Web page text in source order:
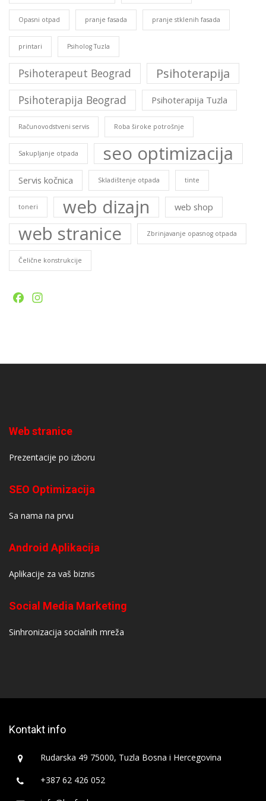
Opasni otpad pranje fasada pranje stklenih fasada
printari Psiholog Tuzla
Psihoterapeut Beograd Psihoterapija
Psihoterapija Beograd Psihoterapija Tuzla
Računovodstveni servis Roba široke potrošnje
Sakupljanje otpada seo optimizacija
Servis kočnica Skladištenje otpada tinte
toneri web dizajn web shop
web stranice Zbrinjavanje opasnog otpada
Čelične konstrukcije
Facebook
Web stranice
Prezentacije po izboru
SEO Optimizacija
Sa nama na prvu
Android Aplikacija
Aplikacije za vaš biznis
Social Media Marketing
Sinhronizacija socialnih mreža
Kontakt info
Rudarska 49 75000, Tuzla Bosna i Hercegovina
+387 62 426 052